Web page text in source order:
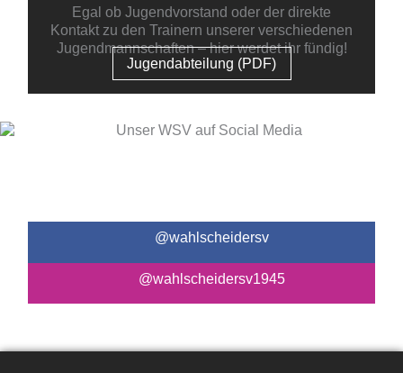
Egal ob Jugendvorstand oder der direkte
Kontakt zu den Trainern unserer verschiedenen
Jugendmannschaften – hier werdet ihr fündig!
Jugendabteilung (PDF)
@wahlscheidersv
@wahlscheidersv1945